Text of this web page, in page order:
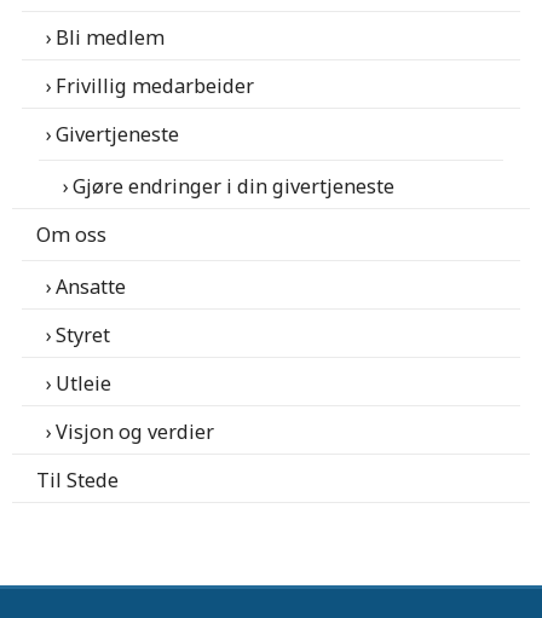
Bli medlem
Frivillig medarbeider
Givertjeneste
Gjøre endringer i din givertjeneste
Om oss
Ansatte
Styret
Utleie
Visjon og verdier
Til Stede